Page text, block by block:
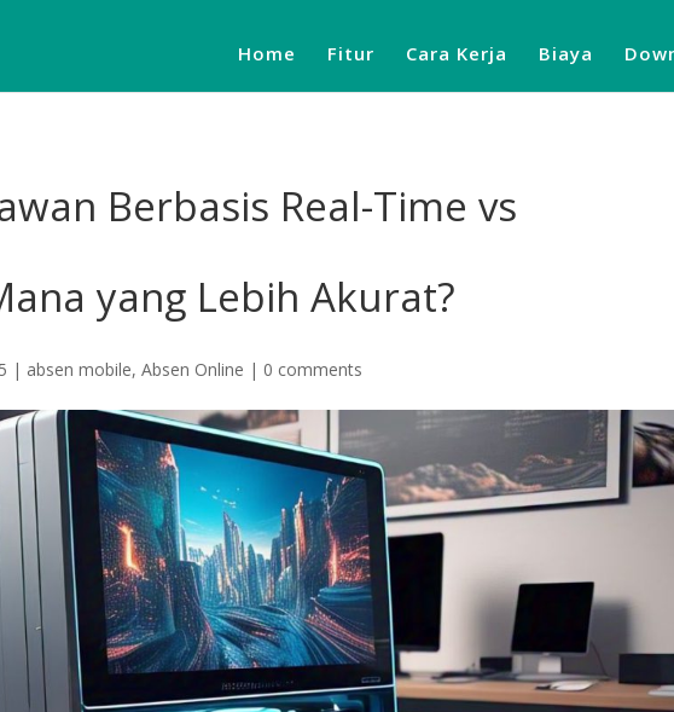
Home Fitur Cara Kerja Biaya
Berbasis Real-Time vs
yang Lebih Akurat?
| absen mobile,Absen Online | 0 comments